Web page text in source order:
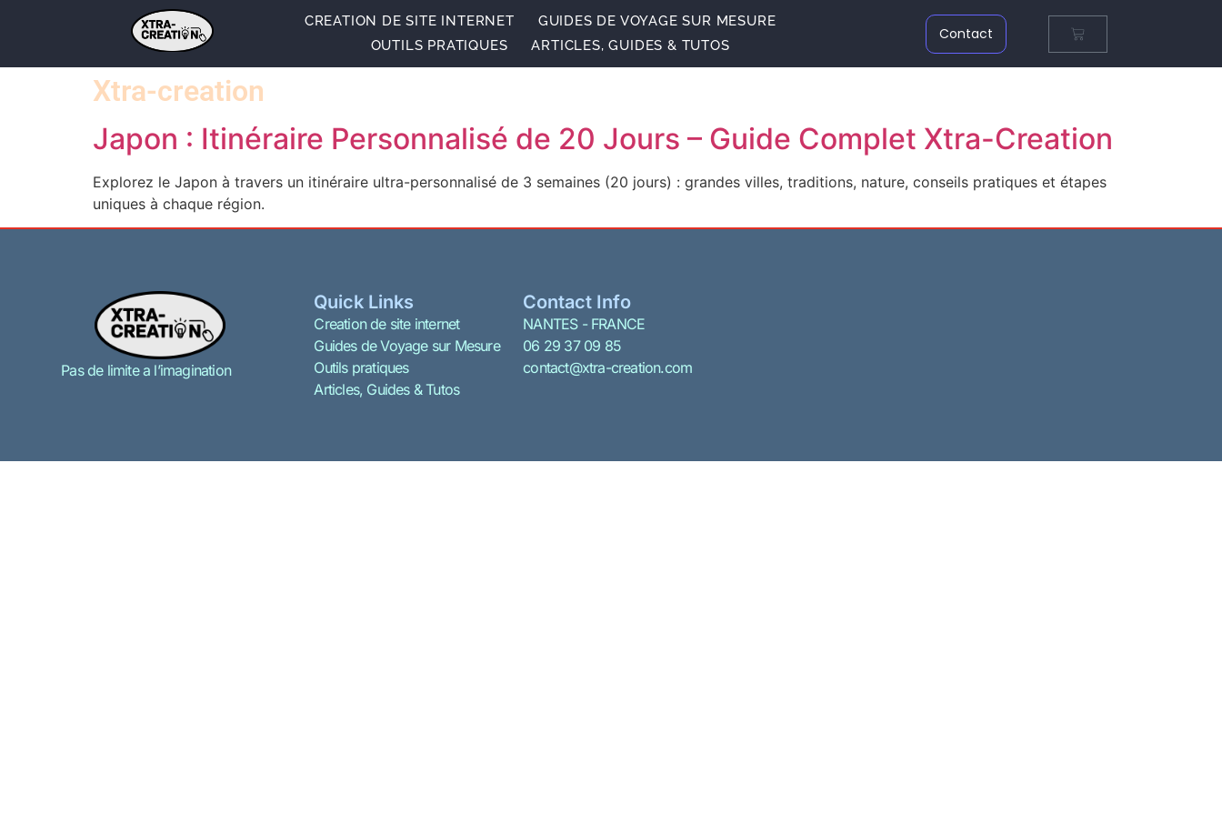
CREATION DE SITE INTERNET
GUIDES DE VOYAGE SUR MESURE
OUTILS PRATIQUES
ARTICLES, GUIDES & TUTOS
Contact
Xtra-creation
Japon : Itinéraire Personnalisé de 20 Jours – Guide Complet Xtra-Creation
Explorez le Japon à travers un itinéraire ultra-personnalisé de 3 semaines (20 jours) : grandes villes, traditions, nature, conseils pratiques et étapes
uniques à chaque région.
Pas de limite a l’imagination
Quick Links
Creation de site internet
Guides de Voyage sur Mesure
Outils pratiques
Articles, Guides & Tutos
Contact Info
NANTES - FRANCE
06 29 37 09 85
contact@xtra-creation.com